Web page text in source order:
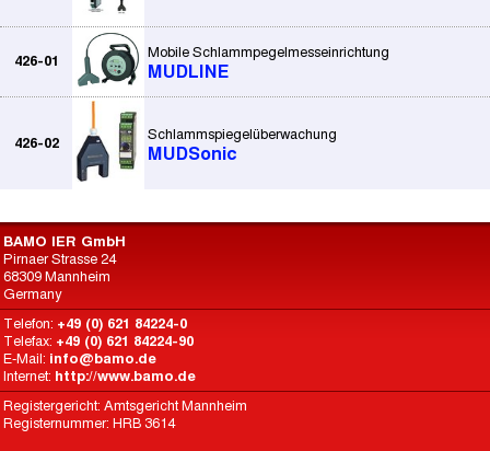
426-01
Mobile Schlammpegelmesseinrichtung
MUDLINE
426-02
Schlammspiegelüberwachung
MUDSonic
BAMO IER GmbH
Pirnaer Strasse 24
68309 Mannheim
Germany
Telefon: +49 (0) 621 84224-0
Telefax: +49 (0) 621 84224-90
E-Mail: info@bamo.de
Internet: http://www.bamo.de
Registergericht: Amtsgericht Mannheim
Registernummer: HRB 3614